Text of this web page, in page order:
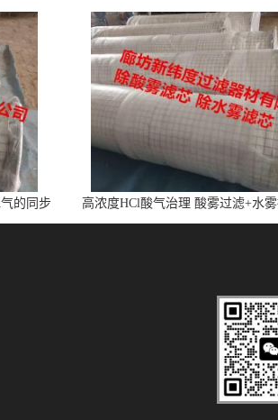
的同步
高浓度HCl酸气治理 酸雾过滤+水
芯